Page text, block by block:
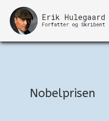
indholdet
Nobelprisen